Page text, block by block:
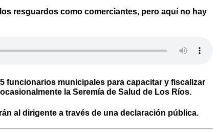
resguardos como comerciantes, pero aquí no hay
funcionarios municipales para capacitar y fiscalizar
la Seremía de Salud de Los Ríos.
al dirigente a través de una declaración pública.